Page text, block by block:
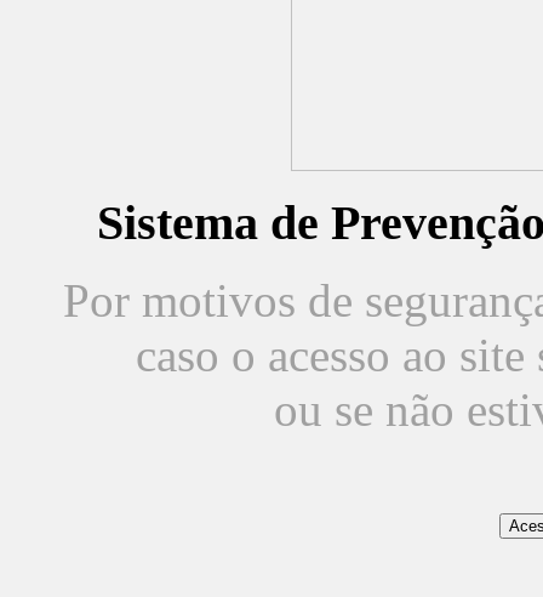
Sistema de
Por motivos de
caso o acesso ao
ou se não